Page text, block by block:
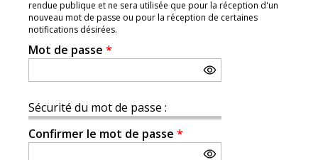
rendue publique et ne sera utilisée que pour la réception d'un
nouveau mot de passe ou pour la réception de certaines
notifications désirées.
Mot de passe *
Sécurité du mot de passe :
Confirmer le mot de passe *